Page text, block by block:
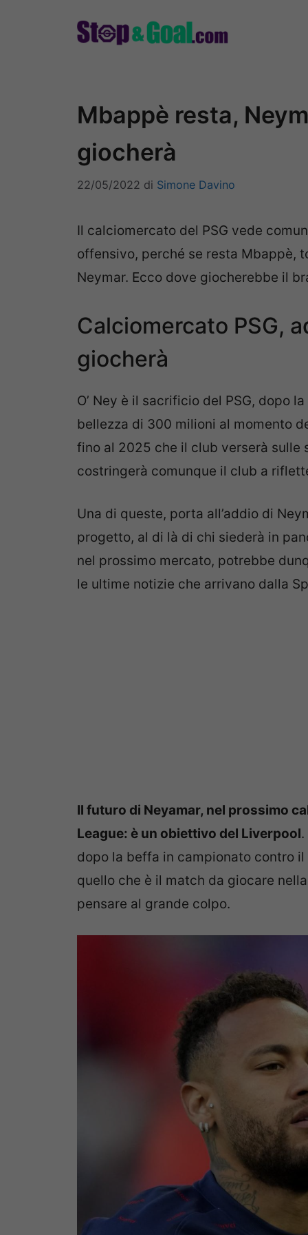
Mbappè resta,
giocherà
22/05/2022 di Simone Davino
Il calciomercato del PSG vede
offensivo, perché se resta Mbappè,
Neymar. Ecco dove giocherebbe il
Calciomercato PSG,
giocherà
O’ Ney è il sacrificio del PSG, dopo
bellezza di 300 milioni al momento
fino al 2025 che il club verserà sulle
costringerà comunque il club a
Una di queste, porta all’addio di
progetto, al di là di chi siederà in
nel prossimo mercato, potrebbe
le ultime notizie che arrivano dalla
Il futuro di Neyamar, nel prossimo
League: è un obiettivo del Liverpool
dopo la beffa in campionato contro
quello che è il match da giocare
pensare al grande colpo.